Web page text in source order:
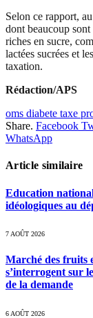
Selon ce rapport,
dont beaucoup
riches en sucre,
lactées sucrées et
taxation.
Rédaction/APS
oms diabete taxe
Share. Facebook
WhatsApp
Article similaire
Education
idéologiques au
7 AOÛT 2026
Marché des fruits
s’interrogent sur
de la demande
6 AOÛT 2026